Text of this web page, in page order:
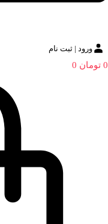
ورود | ثبت نام
0 تومان 0